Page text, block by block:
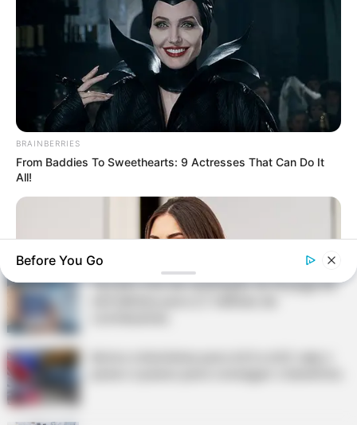
O que é que os diretores da CONACS foram
fazer na Argentina, durante mobilização em
Brasília?
DESTAQUES DO MÊS
motocicletas aos Agentes de Saúde da
Agente de Saúde é indiciada por falsificar
visitas que nunca aconteceram.
Terceiro lote da restituição do IR paga R$
BRAINBERRIES
From Baddies To Sweethearts: 9 Actresses That Can Do It
All!
BRAINBERRIES
The 10 Most Stunning Women From Lebanon - Who Is Your
Before You Go